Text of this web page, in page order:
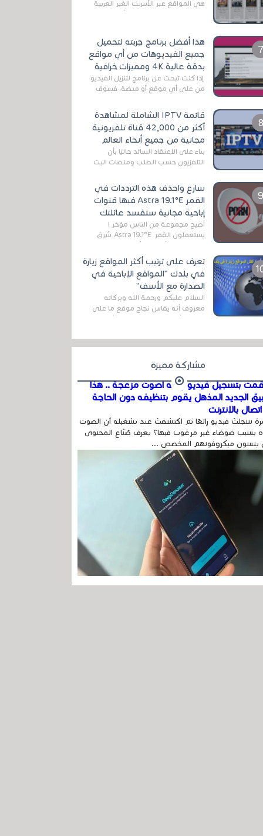
هي المواقع عبر الأنترنت الغير العربية
التي تقدم خدمة تحميل الأفلام على
هذا أفضل برنامج جربته لتحميل
جميع الفيديوهات من أي مواقع
بدقة عالية 4K ومميزات خرافية
إذا كنت تبحث عن برنامج لتنزيل الفيديو
من على أي موقع أو منصة، فسوف
الخاصة بالبرامج والتطبيقات في هذا
المج...
قائمة IPTV الشاملة لمشاهدة
أكثر من 42,000 قناة تلفزيونية
مجانية من جميع أنحاء العالم
بناءً على الاعتقاد السائد حاليًا بأن
التلفزيون حسب الطلب ومنصات البث
سارع واحذف هذه الترددات في
القمر Astra 19.1°E فبها قنوات
إباحية مجانية ستفسد عائلتك
أصبح مجموعة من الناس مؤخر ا
يستعملون القمر Astra 19.1°E شرق
قنوات مميزة جدا تنقل العديد من البرامج
اله...
تعرف على ترتيب أكثر المواقع زيارة
في بلدك "المواقع الإباحية في
الصدارة مع الأسف"
السلام عليكم ورحمة الله وبركاته
معروف أنه يقاس نجاح موقع ما على
في...
مشاركة مميزة
بتسجيل فيديو وفيه أصوت مزعجة .. هذا
الجديد المذهل يقوم بتنظيفه دون الحاجة
بالإنترنت
سجلتَ فيديو رائعًا ثم اكتشفتَ عند تشغيله أن الصوت
بسبب ضوضاء غير مرغوب فيها؟ يعرف صُنّاع المحتوى
ينسون ميكروفونهم المخصص ...